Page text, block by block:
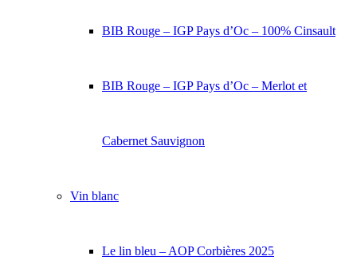
BIB Rouge – IGP Pays d’Oc – 100% Cinsault
BIB Rouge – IGP Pays d’Oc – Merlot et
Cabernet Sauvignon
Vin blanc
Le lin bleu – AOP Corbières 2025